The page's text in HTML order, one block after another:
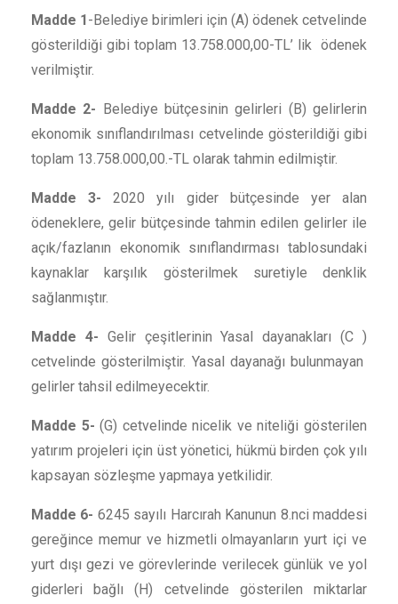
Madde 1-Belediye birimleri için (A) ödenek cetvelinde
gösterildiği gibi toplam 13.758.000,00-TL’ lik ödenek
verilmiştir.
Madde 2- Belediye bütçesinin gelirleri (B) gelirlerin
ekonomik sınıflandırılması cetvelinde gösterildiği gibi
toplam 13.758.000,00.-TL olarak tahmin edilmiştir.
Madde 3- 2020 yılı gider bütçesinde yer alan
ödeneklere, gelir bütçesinde tahmin edilen gelirler ile
açık/fazlanın ekonomik sınıflandırması tablosundaki
kaynaklar karşılık gösterilmek suretiyle denklik
sağlanmıştır.
Madde 4- Gelir çeşitlerinin Yasal dayanakları (C )
cetvelinde gösterilmiştir. Yasal dayanağı bulunmayan
gelirler tahsil edilmeyecektir.
Madde 5- (G) cetvelinde nicelik ve niteliği gösterilen
yatırım projeleri için üst yönetici, hükmü birden çok yılı
kapsayan sözleşme yapmaya yetkilidir.
Madde 6- 6245 sayılı Harcırah Kanunun 8.nci maddesi
gereğince memur ve hizmetli olmayanların yurt içi ve
yurt dışı gezi ve görevlerinde verilecek günlük ve yol
giderleri bağlı (H) cetvelinde gösterilen miktarlar